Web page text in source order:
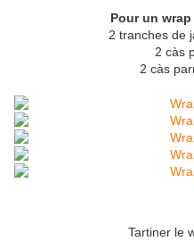
Pour un
2 tranches de
2 càs
2 càs
Tartiner le